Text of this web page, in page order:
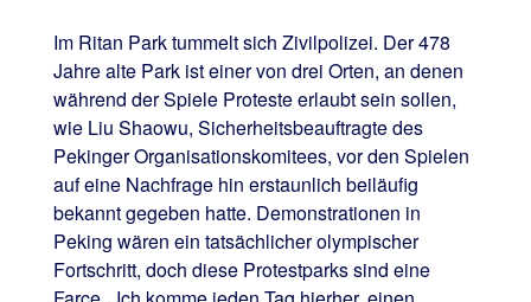
Im Ritan Park tummelt sich Zivilpolizei. Der 478
Jahre alte Park ist einer von drei Orten, an denen
während der Spiele Proteste erlaubt sein sollen,
wie Liu Shaowu, Sicherheitsbeauftragte des
Pekinger Organisationskomitees, vor den Spielen
auf eine Nachfrage hin erstaunlich beiläufig
bekannt gegeben hatte. Demonstrationen in
Peking wären ein tatsächlicher olympischer
Fortschritt, doch diese Protestparks sind eine